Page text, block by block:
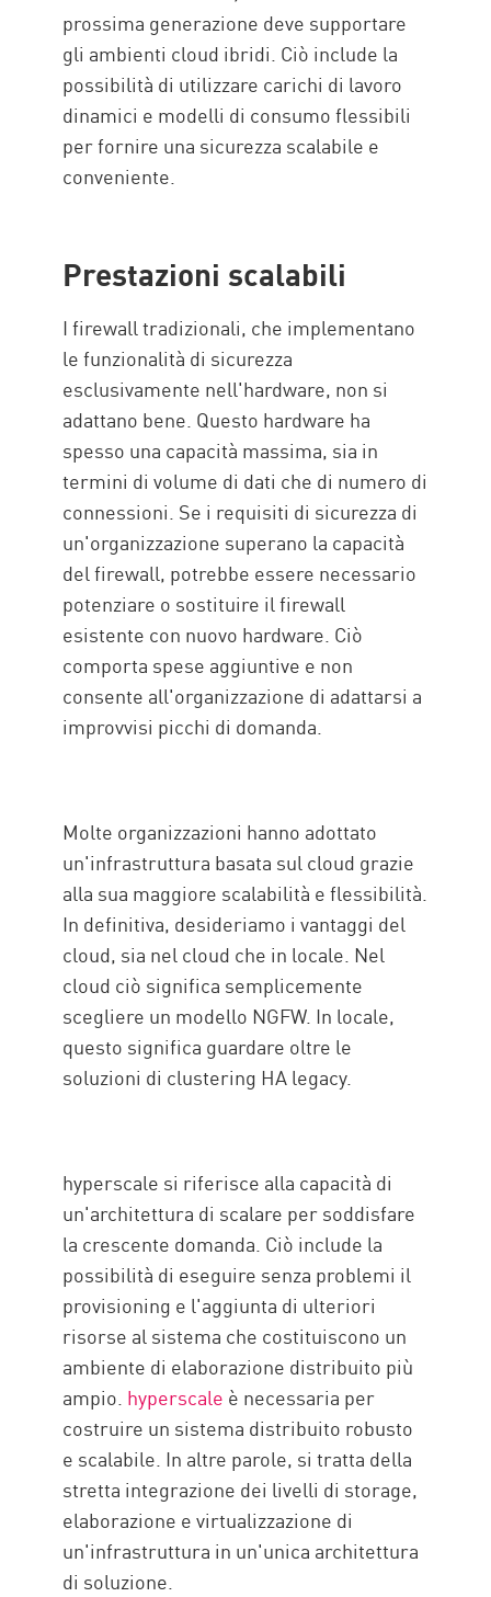
prossima generazione deve supportare
gli ambienti cloud ibridi. Ciò include la
possibilità di utilizzare carichi di lavoro
dinamici e modelli di consumo flessibili
per fornire una sicurezza scalabile e
conveniente.
Prestazioni scalabili
I firewall tradizionali, che implementano
le funzionalità di sicurezza
esclusivamente nell'hardware, non si
adattano bene. Questo hardware ha
spesso una capacità massima, sia in
termini di volume di dati che di numero di
connessioni. Se i requisiti di sicurezza di
un'organizzazione superano la capacità
del firewall, potrebbe essere necessario
potenziare o sostituire il firewall
esistente con nuovo hardware. Ciò
comporta spese aggiuntive e non
consente all'organizzazione di adattarsi a
improvvisi picchi di domanda.
Molte organizzazioni hanno adottato
un'infrastruttura basata sul cloud grazie
alla sua maggiore scalabilità e flessibilità.
In definitiva, desideriamo i vantaggi del
cloud, sia nel cloud che in locale. Nel
cloud ciò significa semplicemente
scegliere un modello NGFW. In locale,
questo significa guardare oltre le
soluzioni di clustering HA legacy.
hyperscale si riferisce alla capacità di
un'architettura di scalare per soddisfare
la crescente domanda. Ciò include la
possibilità di eseguire senza problemi il
provisioning e l'aggiunta di ulteriori
risorse al sistema che costituiscono un
ambiente di elaborazione distribuito più
ampio. hyperscale è necessaria per
costruire un sistema distribuito robusto
e scalabile. In altre parole, si tratta della
stretta integrazione dei livelli di storage,
elaborazione e virtualizzazione di
un'infrastruttura in un'unica architettura
di soluzione.